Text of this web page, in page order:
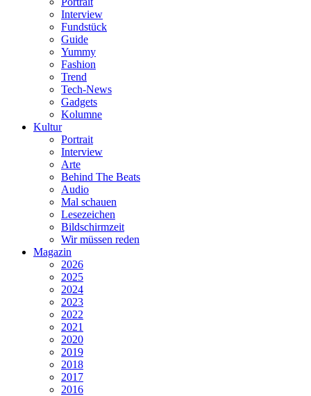
Interview
Fundstück
Guide
Yummy
Fashion
Trend
Tech-News
Gadgets
Kolumne
Kultur
Portrait
Interview
Arte
Behind The Beats
Audio
Mal schauen
Lesezeichen
Bildschirmzeit
Wir müssen reden
Magazin
2026
2025
2024
2023
2022
2021
2020
2019
2018
2017
2016